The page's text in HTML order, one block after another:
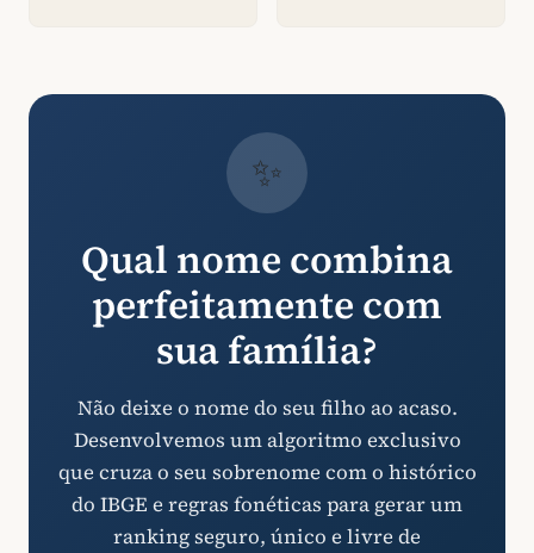
✨
Qual nome combina
perfeitamente com
sua família?
Não deixe o nome do seu filho ao acaso.
Desenvolvemos um algoritmo exclusivo
que cruza o seu sobrenome com o histórico
do IBGE e regras fonéticas para gerar um
ranking seguro, único e livre de